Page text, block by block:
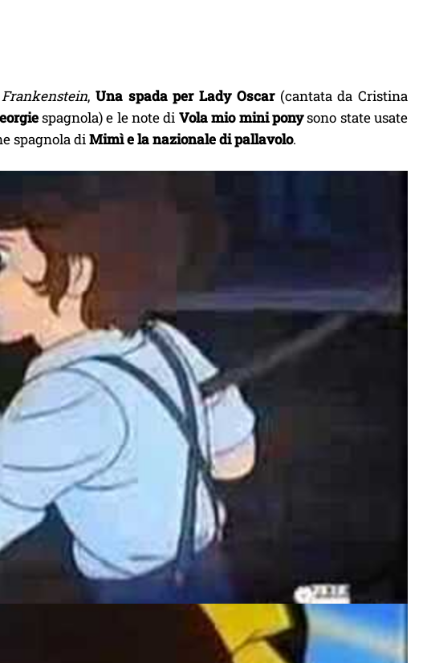
, Una spada per Lady Oscar(cantata da Cristina
spagnola) e le note di Vola mio mini ponysono state usate
spagnola diMimì e la nazionale di pallavolo.